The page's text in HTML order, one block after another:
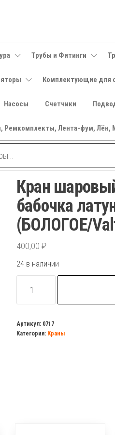
Трубы и Фитинги
Комплектующие для
Насосы Счетчики
Ремкомплекты, Лента-фум, Лён,
Кран
бабочка
(БОЛОГОЕ/
400,00 ₽
24 в наличии
товара
шаровый
3/4"
Артикул: 0717
Категория: Краны